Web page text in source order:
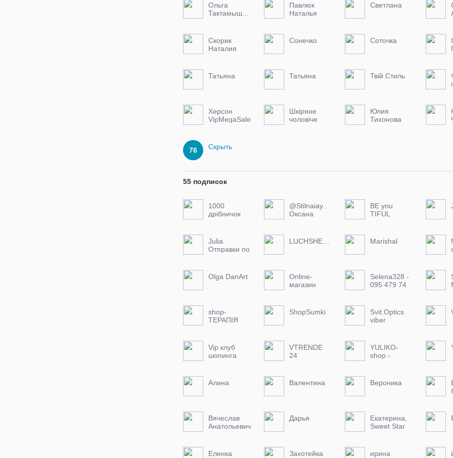
Ольга
Тактамышева
Павлюк
Наталья
Светлана
Скорик
Наталия
Сонечко Соточка
Татьяна Татьяна Твій Стиль
Херсон
VipMegaSale
Шкіряне
чоловіче
Юлия
Тихонова
76 Скрыть
55 подписок
1000
дрібничок
@Stilnaiayodejda
Оксана
BE you
TIFUL
Леся
Julia.
Отправки по
выходно
LUCHSHEE_VAM Marishal
Olga DanArt
Online-
магазин
62 размер
Selena328 -
095 479 74
Обуви И
Сумок
shop-
ТЕРАПІЯ
ShopSumki
Svit.Optics
viber
Vip клуб
шопинга
VTRENDE
24
YULIKO-
shop -
Алина Валентина Вероника
Вячеслав
Анатольевич
Дарья
Екатерина,
Sweet Star
Еленка Захотейка ирина